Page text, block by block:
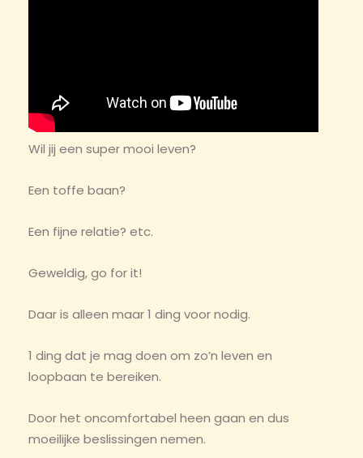
Wil jij een super mooi leven?
Een toffe baan?
Een fijne relatie? etc.
Geweldig, go for it!
Daar is alleen maar 1 ding voor nodig.
1 ding dat je mag doen om zo’n leven en
loopbaan te bereiken.
Door het oncomfortabel heen gaan en dus
moeilijke beslissingen nemen.